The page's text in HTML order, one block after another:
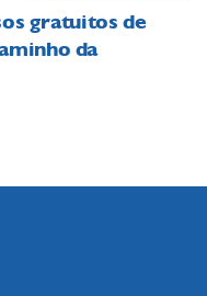
gratuitos de
da